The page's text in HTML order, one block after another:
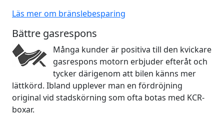
Läs mer om bränslebesparing
Bättre gasrespons
Många kunder är positiva till den kvickare
gasrespons motorn erbjuder efteråt och
tycker därigenom att bilen känns mer
lättkörd. Ibland upplever man en fördröjning
original vid stadskörning som ofta botas med KCR-
boxar.